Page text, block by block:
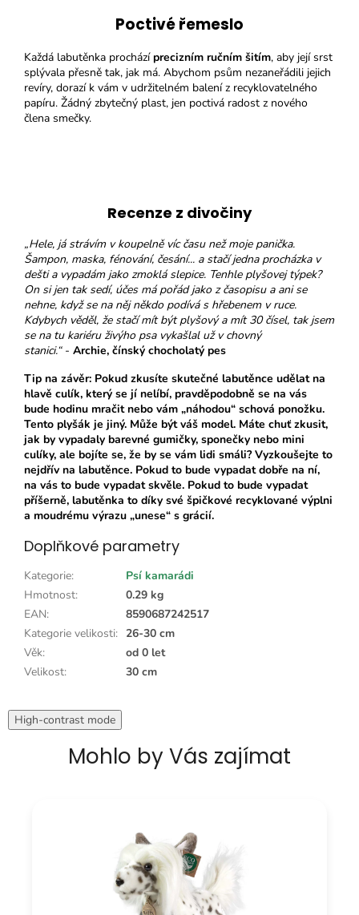
Poctivé řemeslo
Každá labutěnka procházíprecizním ručním šitím, aby její srst
splývala přesně tak, jak má. Abychom psům nezaneřádili jejich
revíry, dorazí k vám v udržitelném balení z recyklovatelného
papíru. Žádný zbytečný plast, jen poctivá radost z nového
člena smečky.
Recenze z divočiny
„Hele, já strávím v koupelně víc času než moje panička.
Šampon, maska, fénování, česání... a stačí jedna procházka v
dešti a vypadám jako zmoklá slepice. Tenhle plyšovej týpek?
On si jen tak sedí, účes má pořád jako z časopisu a ani se
nehne, když se na něj někdo podívá s hřebenem v ruce.
Kdybych věděl, že stačí mít být plyšový a mít 30 čísel, tak jsem
se na tu kariéru živýho psa vykašlal už v chovný
stanici.“- Archie, čínský chocholatý pes
Tip na závěr: Pokud zkusíte skutečné labutěnce udělat na
hlavě culík, který se jí nelíbí, pravděpodobně se na vás
bude hodinu mračit nebo vám „náhodou“ schová ponožku.
Tento plyšák je jiný. Může být váš model. Máte chuť zkusit,
jak by vypadaly barevné gumičky, sponečky nebo mini
culíky, ale bojíte se, že by se vám lidi smáli? Vyzkoušejte to
nejdřív na labutěnce. Pokud to bude vypadat dobře na ní,
na vás to bude vypadat skvěle. Pokud to bude vypadat
příšerně, labutěnka to díky své špičkové recyklované výplni
a moudrému výrazu „unese“ s grácií.
Doplňkové parametry
Kategorie:
Psí kamarádi
Hmotnost:
0.29 kg
EAN:
8590687242517
Kategorie velikosti: 26-30 cm
Věk:
od 0 let
Velikost: 30 cm
High-contrast mode
Mohlo by Vás zajímat